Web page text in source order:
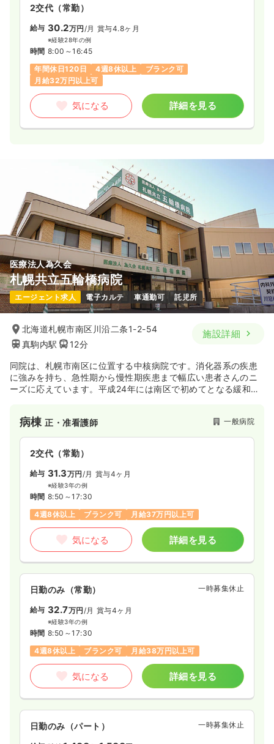
2交代（常勤）
給与 30.2万円 /月 賞与4.8ヶ月
※経験28年の例
時間 8:00～16:45
年間休日120日
4週8休以上
ブランク可
月給32万円以上可
気になる 詳細を見る
医療法人為久会
札幌共立五輪橋病院
エージェント求人 電子カルテ 車通勤可 託児所
北海道札幌市南区川沿二条1-2-54
真駒内駅
12分
施設詳細
同院は、札幌市南区に位置する中核病院です。消化器系の疾患
に強みを持ち、急性期から慢性期疾患まで幅広い患者さんのニ
ーズに応えています。平成24年には南区で初めてとなる緩和ケ
病棟正・准看護師 一般病院
2交代（常勤）
給与 31.3万円 /月 賞与4ヶ月
※経験3年の例
時間 8:50～17:30
4週8休以上
ブランク可 月給37万円以上可
気になる 詳細を見る
日勤のみ（常勤） 一時募集休止
給与 32.7万円/月 賞与4ヶ月
※経験3年の例
時間 8:50～17:30
4週8休以上
ブランク可 月給38万円以上可
気になる 詳細を見る
日勤のみ（パート） 一時募集休止